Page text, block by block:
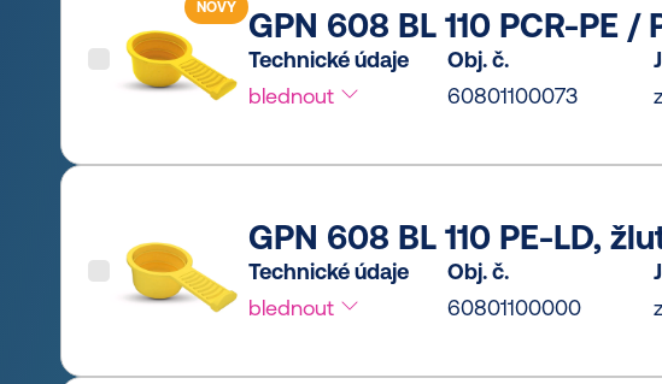
NOVÝ GPN 608 BL 110 PCR-PE /
Technické údaje
blednout
Obj. č.
60801100073
GPN 608 BL 110 PE-LD,
Technické údaje
blednout
Obj. č.
60801100000